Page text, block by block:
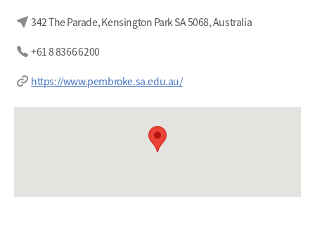
342 The Parade, Kensington Park SA 5068, Australia
+61 8 8366 6200
https://www.pembroke.sa.edu.au/